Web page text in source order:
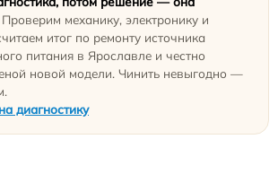
Проверим механику, электронику и
итог по ремонту источника
питания в Ярославле и честно
новой модели. Чинить невыгодно —
диагностику